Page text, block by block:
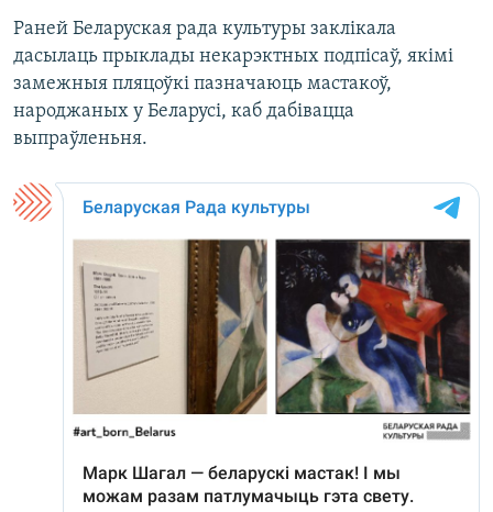
Раней Беларуская рада культуры заклікала
дасылаць прыклады некарэктных подпісаў, якімі
замежныя пляцоўкі пазначаюць мастакоў,
народжаных у Беларусі, каб дабівацца
выпраўленьня.